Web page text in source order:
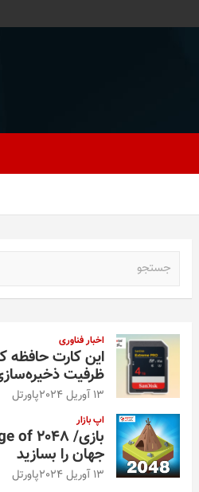
اخبار فناوری
ظرفیت
13 آوریل 2024 پاورتل
اپ بازار
جهان را بسازید
13 آوریل 2024 پاورتل